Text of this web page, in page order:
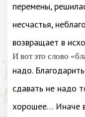
перемены,
несчастья,
возвращает в
И вот это слово
надо.
сдавать не надо
хорошее… Иначе